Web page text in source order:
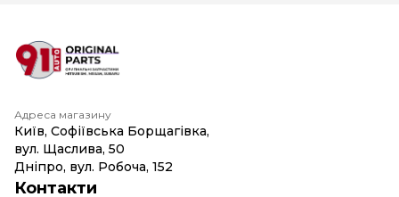
Адреса магазину
Київ, Софіївська Борщагівка,
вул. Щаслива, 50
Дніпро, вул. Робоча, 152
Контакти